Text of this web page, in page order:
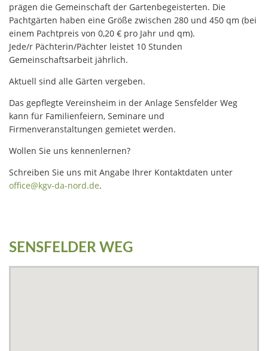
prägen die Gemeinschaft der Gartenbegeisterten. Die
Pachtgärten haben eine Größe zwischen 280 und 450 qm (bei
einem Pachtpreis von 0,20 € pro Jahr und qm).
Jede/r Pächterin/Pächter leistet 10 Stunden
Gemeinschaftsarbeit jährlich.
Aktuell sind alle Gärten vergeben.
Das gepflegte Vereinsheim in der Anlage Sensfelder Weg
kann für Familienfeiern, Seminare und
Firmenveranstaltungen gemietet werden.
Wollen Sie uns kennenlernen?
Schreiben Sie uns mit Angabe Ihrer Kontaktdaten unter
office@kgv-da-nord.de.
SENSFELDER WEG